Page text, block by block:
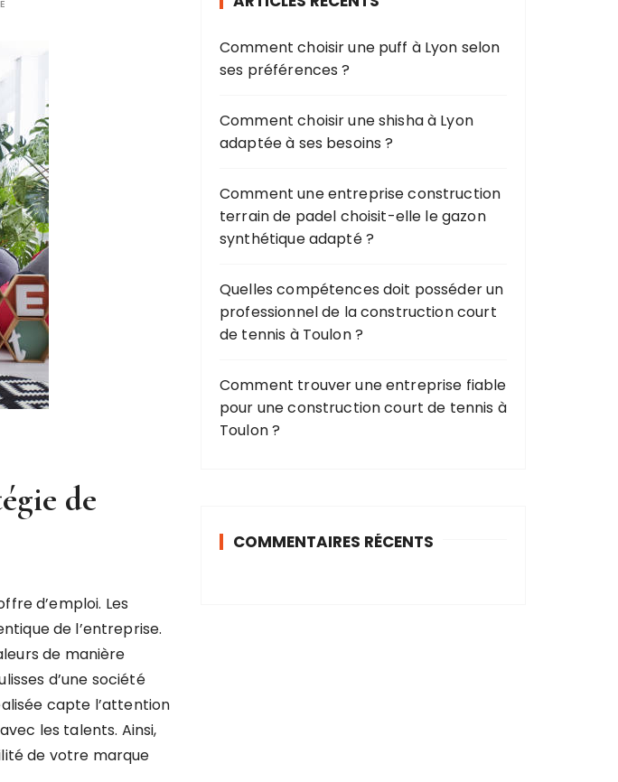
de
d’emploi. Les
de l’entreprise.
de manière
d’une société
capte l’attention
les talents. Ainsi,
de votre marque
e
p
u
r
Comment choisir une puff à Lyon selon
ses préférences ?
Comment choisir une shisha à Lyon
adaptée à ses besoins ?
Comment une entreprise construction
terrain de padel choisit-elle le gazon
synthétique adapté ?
Quelles compétences doit posséder un
professionnel de la construction court
de tennis à Toulon ?
Comment trouver une entreprise fiable
pour une construction court de tennis à
Toulon ?
COMMENTAIRES RÉCENTS